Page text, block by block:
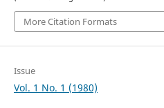
More Citation Formats
Issue
Vol. 1 No. 1 (1980)